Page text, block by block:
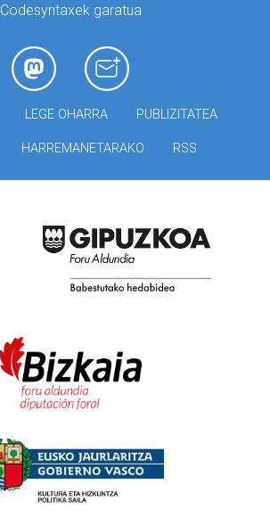
Codesyntaxek garatua
LEGE OHARRA PUBLIZITATEA
HARREMANETARAKO RSS